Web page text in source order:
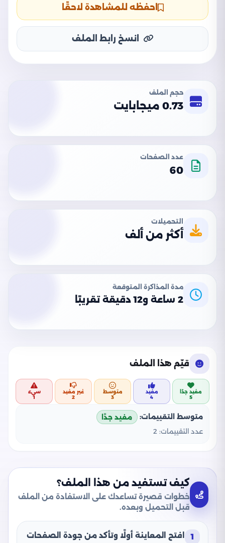
احفظه للمشاهدة لاحقًا
انسخ رابط الملف
حجم الملف
0.73 ميجابايت
عدد الصفحات
60
التحميلات
أكثر من ألف
مدة المذاكرة المتوقعة
2 ساعة و12 دقيقة تقريبًا
قيّم هذا الملف
مفيد جدًا
5
مفيد
4
متوسط
3
غير مفيد
2
سيء
1
متوسط التقييمات:
مفيد جدًا
عدد التقييمات: 2
كيف تستفيد من هذا الملف؟
خطوات قصيرة تساعدك على الاستفادة من الملف
قبل التحميل وبعده.
1 افتح المعاينة أولًا وتأكد من جودة الصفحات